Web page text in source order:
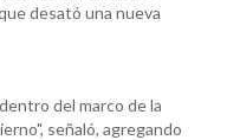
desató una nueva
del marco de la
señaló, agregando